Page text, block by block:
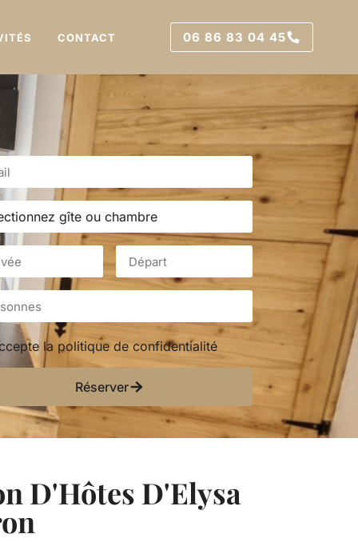
CONTACT 06 86 83 04 45
la politique de confidentialité
Réserver
D'Hôtes D'Elysa